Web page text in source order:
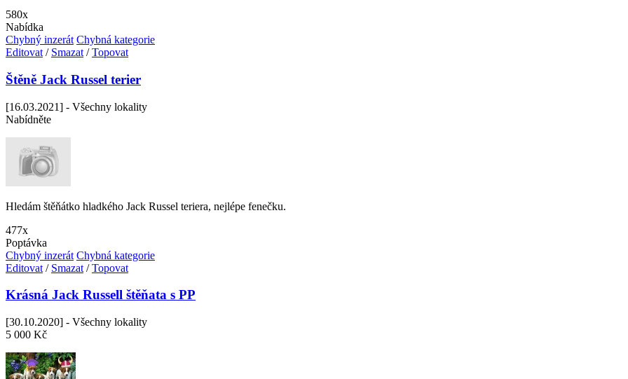
580x
Nabídka
Chybný inzerát Chybná kategorie
Editovat / Smazat /Topovat
Štěně Jack Russel terier
[16.03.2021] - Všechny lokality
Nabídněte
Hledám štěňátko hladkého Jack Russel teriera, nejlépe fenečku.
477x
Poptávka
Chybný inzerát Chybná kategorie
Editovat / Smazat /Topovat
Krásná Jack Russell štěňata s PP
[30.10.2020] - Všechny lokality
5 000 Kč